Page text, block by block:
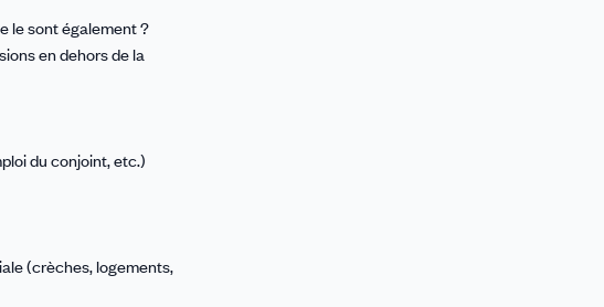
le sont également ?
en dehors de la
du conjoint, etc.)
(crèches, logements,